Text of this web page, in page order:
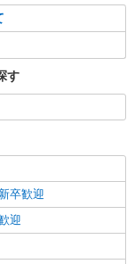
通費全支給(ガソリ
細を見る
す
卒歓迎
迎